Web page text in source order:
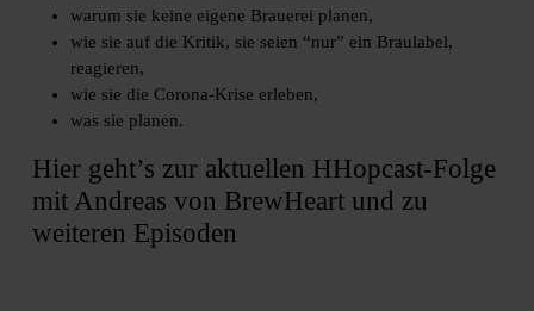
warum sie keine eigene Brauerei planen,
wie sie auf die Kritik, sie seien “nur” ein Braulabel,
reagieren,
wie sie die Corona-Krise erleben,
was sie planen.
Hier geht’s zur aktuellen HHopcast-Folge
mit Andreas von BrewHeart und zu
weiteren Episoden